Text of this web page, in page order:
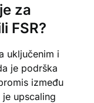
za
FSR?
uključenim i
je podrška
između
upscaling